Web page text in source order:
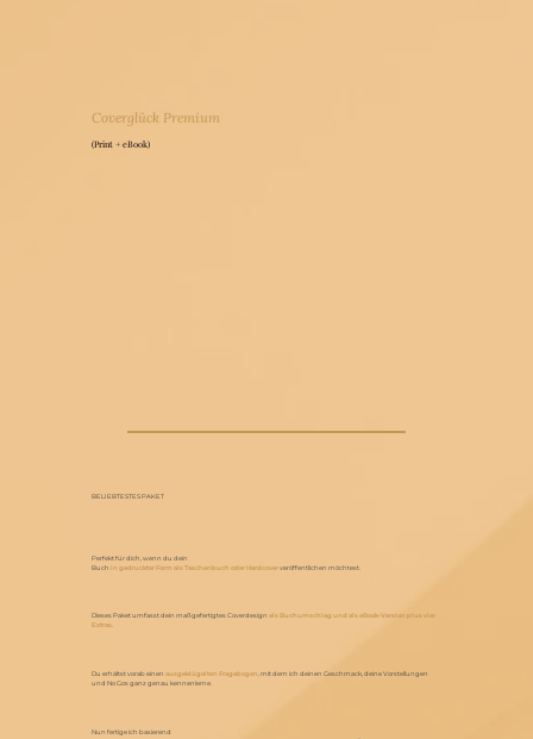
Coverglück Premium
(Print + eBook)
BELIEBTESTES PAKET
Perfekt für dich, wenn du dein
Buchin gedruckter Form als Taschenbuch oder Hardcoververöffentlichen möchtest.
Dieses Paket umfasst dein maßgefertigtes Coverdesignals Buchumschlag und als eBook-Version plus vier
Extras.
Du erhältst vorab einen ausgeklügelten Fragebogen, mit dem ich deinen Geschmack, deine Vorstellungen
und No Gos ganz genau kennenlerne.
Nun fertige ich basierend